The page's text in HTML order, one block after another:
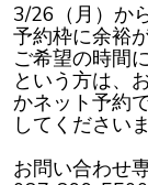
3/26（月）か
予約枠に余裕
ご希望の時間
という方は、
かネット予約
してくださいま
お問い合わ